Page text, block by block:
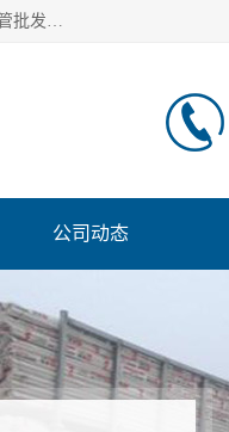
深圳市鹏润通建材有限公司是一家深圳联塑总代理企业，主营产品：深圳联塑PE管批发、联塑PPR管批发、联塑PVC给水管批发、联塑PVC排水管批发、联塑管道批发等。凭借服务以及多年的勤奋拼搏，发展成为一家销售各种管材管件，绝缘电工套管及配件等系列产品的贸易公司。公司秉承“顾客至上，锐意进取”的经营理念，坚持“客户至上”原则为广大客户提供的服务。欢迎惠顾！
公司动态